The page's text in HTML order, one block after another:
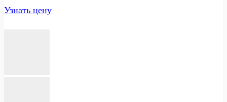
Узнать цену